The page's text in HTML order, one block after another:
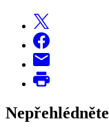
Nepřehlédněte